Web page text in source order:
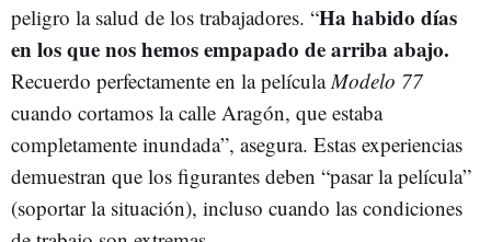
peligro la salud de los trabajadores. “Ha habido días
en los que nos hemos empapado de arriba abajo.
Recuerdo perfectamente en la película Modelo 77
cuando cortamos la calle Aragón, que estaba
completamente inundada”, asegura. Estas experiencias
demuestran que los figurantes deben “pasar la película”
(soportar la situación), incluso cuando las condiciones